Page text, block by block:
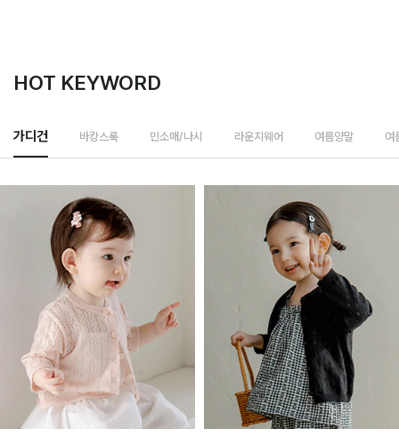
HOT KEYWORD
가디건 바캉스룩 민소매/나시 라운지웨어 여름양말 여